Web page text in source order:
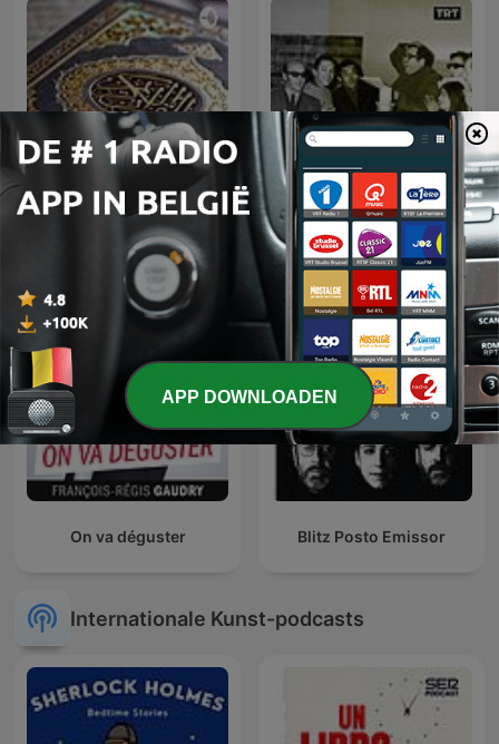
Lecture du coran Radyo Tiyatrosu
On va déguster Blitz Posto Emissor
Internationale Kunst-podcasts
APP DOWNLOADEN